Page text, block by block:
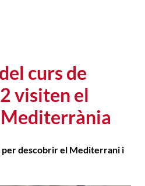
curs de
visiten el
descobrir el Mediterrani i